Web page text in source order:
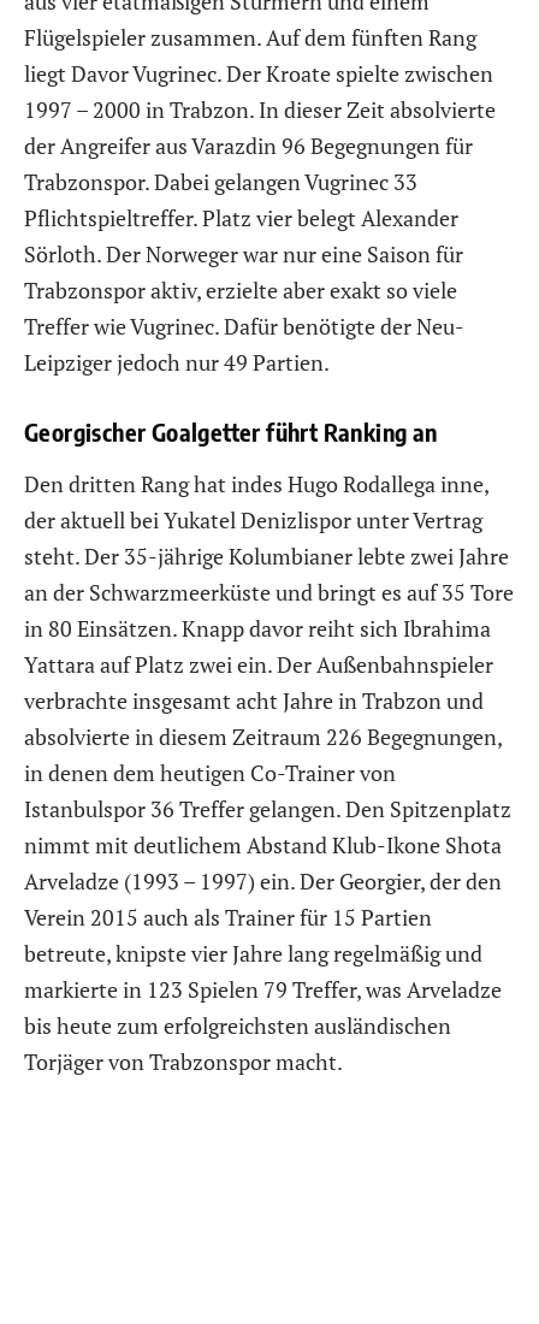
Flügelspieler zusammen. Auf dem fünften Rang
liegt Davor Vugrinec. Der Kroate spielte zwischen
1997 – 2000 in Trabzon. In dieser Zeit absolvierte
der Angreifer aus Varazdin 96 Begegnungen für
Trabzonspor. Dabei gelangen Vugrinec 33
Pflichtspieltreffer. Platz vier belegt Alexander
Sörloth. Der Norweger war nur eine Saison für
Trabzonspor aktiv, erzielte aber exakt so viele
Treffer wie Vugrinec. Dafür benötigte der Neu-
Leipziger jedoch nur 49 Partien.
Georgischer Goalgetter führt Ranking an
Den dritten Rang hat indes Hugo Rodallega inne,
der aktuell bei Yukatel Denizlispor unter Vertrag
steht. Der 35-jährige Kolumbianer lebte zwei Jahre
an der Schwarzmeerküste und bringt es auf 35 Tore
in 80 Einsätzen. Knapp davor reiht sich Ibrahima
Yattara auf Platz zwei ein. Der Außenbahnspieler
verbrachte insgesamt acht Jahre in Trabzon und
absolvierte in diesem Zeitraum 226 Begegnungen,
in denen dem heutigen Co-Trainer von
Istanbulspor 36 Treffer gelangen. Den Spitzenplatz
nimmt mit deutlichem Abstand Klub-Ikone Shota
Arveladze (1993 – 1997) ein. Der Georgier, der den
Verein 2015 auch als Trainer für 15 Partien
betreute, knipste vier Jahre lang regelmäßig und
markierte in 123 Spielen 79 Treffer, was Arveladze
bis heute zum erfolgreichsten ausländischen
Torjäger von Trabzonspor macht.